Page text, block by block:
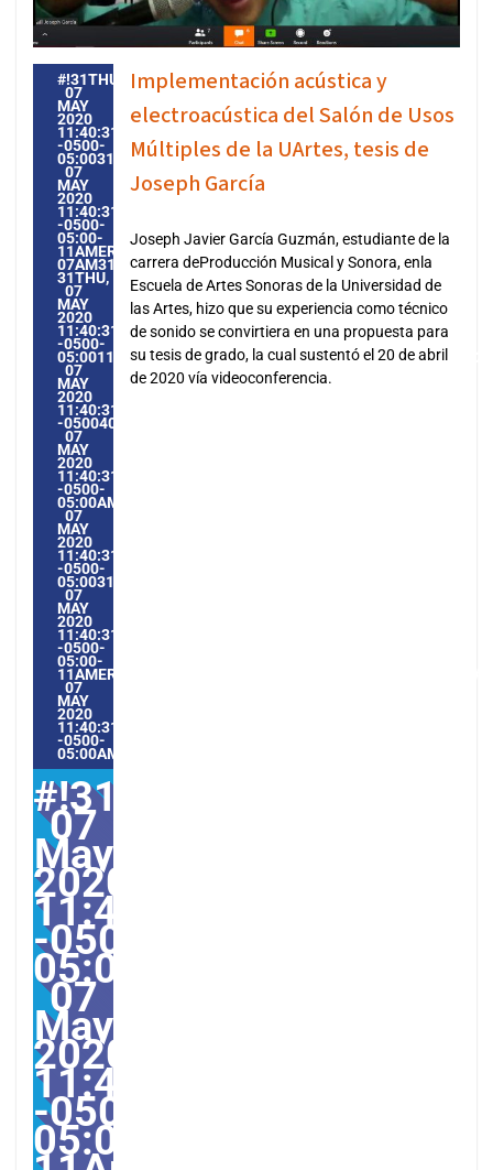
#!31THU,
07
MAY
2020
11:40:31
-0500-
05:003131#31THU,
07
MAY
2020
11:40:31
-0500-
05:00-
11AMERICA/GUAYAQUIL3131AMERICA/GUAYAQUIL202031
07AM31AM-
31THU,
07
MAY
2020
11:40:31
-0500-
05:0011AMERICA/GUAYAQUIL3131AMERICA/
07
MAY
2020
11:40:31
-05004011405AMTHURSDAY=1009#!31THU,
07
MAY
2020
11:40:31
-0500-
05:00AMERICA/GUAYAQUIL5#MAY#!31THU,
07
MAY
2020
11:40:31
-0500-
05:003131#/31THU,
07
MAY
2020
11:40:31
-0500-
05:00-
11AMERICA/GUAYAQUIL3131AMERICA/
07
MAY
2020
11:40:31
-0500-
05:00AMERICA/GUAYAQUIL5#
#!31Thu,
07
May
2020
11:40:31
-0500-
05:003131#31Thu,
07
May
2020
11:40:31
-0500-
05:00-
Implementación acústica y
electroacústica del Salón de Usos
Múltiples de la UArtes, tesis de
Joseph García
Joseph Javier García Guzmán, estudiante de la
carrera deProducción Musical y Sonora, enla
Escuela de Artes Sonoras de la Universidad de
las Artes, hizo que su experiencia como técnico
de sonido se convirtiera en una propuesta para
su tesis de grado, la cual sustentó el 20 de abril
de 2020 vía videoconferencia.